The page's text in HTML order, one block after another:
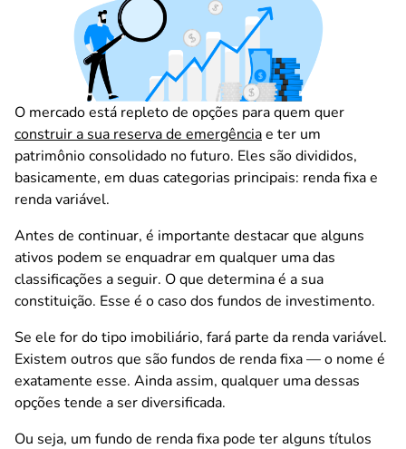
O mercado está repleto de opções para quem quer
construir a sua reserva de emergênciae ter um
patrimônio consolidado no futuro. Eles são divididos,
basicamente, em duas categorias principais: renda fixa e
renda variável.
Antes de continuar, é importante destacar que alguns
ativos podem se enquadrar em qualquer uma das
classificações a seguir. O que determina é a sua
constituição. Esse é o caso dos fundos de investimento.
Se ele for do tipo imobiliário, fará parte da renda variável.
Existem outros que são fundos de renda fixa — o nome é
exatamente esse. Ainda assim, qualquer uma dessas
opções tende a ser diversificada.
Ou seja, um fundo de renda fixa pode ter alguns títulos